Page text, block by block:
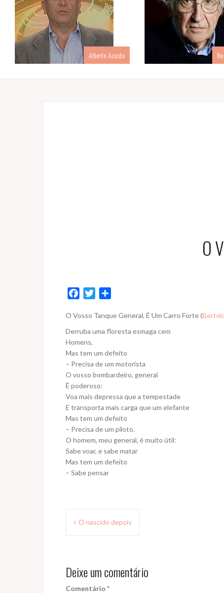
Alberto Acosta
O
c
e
b
o
o
k
i
t
e
r
a
r
O Vosso Tanque General, É Um Carro Forte (
Derruba uma floresta esmaga cem
Homens,
Mas tem um defeito
– Precisa de um motorista
O vosso bombardeiro, general
É poderoso:
Voa mais depressa que a tempestade
E transporta mais carga que um elefante
Mas tem um defeito
– Precisa de um piloto.
O homem, meu general, é muito útil:
Sabe voar, e sabe matar
Mas tem um defeito
– Sabe pensar
Navegação
O nascido depois
Deixe um comentário
Comentário *